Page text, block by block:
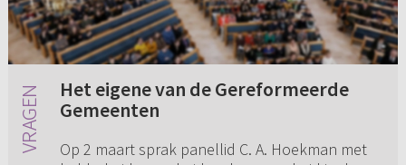
Het eigene van de Gereformeerde
Gemeenten
Op 2 maart sprak panellid C. A. Hoekman met